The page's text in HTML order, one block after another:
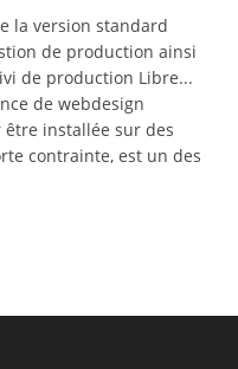
la version standard
de production ainsi
de production Libre...
de webdesign
installée sur des
contrainte, est un des